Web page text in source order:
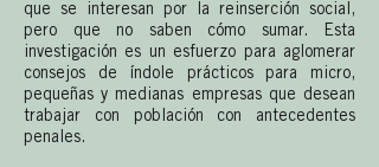
que se interesan por la reinserción social,
pero que no saben cómo sumar. Esta
investigación es un esfuerzo para aglomerar
consejos de índole prácticos para micro,
pequeñas y medianas empresas que desean
trabajar con población con antecedentes
penales.